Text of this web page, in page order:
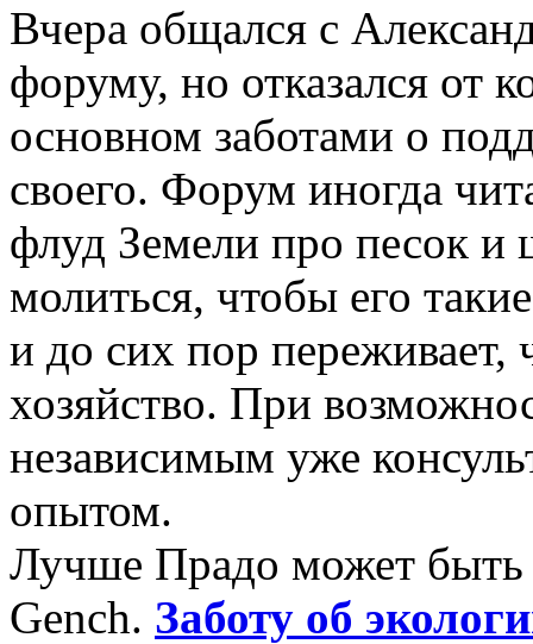
Вчера общался с
форуму, но отказался от
основном заботами о
своего. Форум иногда
флуд Земели про песок и
молиться, чтобы его
и до сих пор
хозяйство. При
независимым уже
опытом.
Лучше Прадо может
Gench. Заботу об